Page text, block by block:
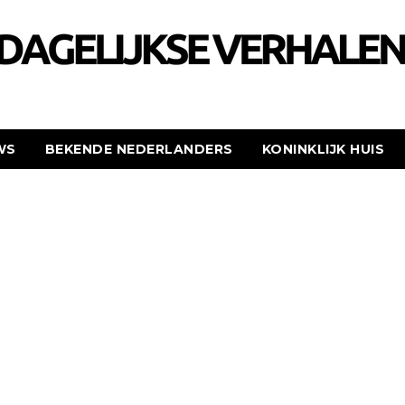
BEKENDE NEDERLANDERS KONINKLIJK HUIS